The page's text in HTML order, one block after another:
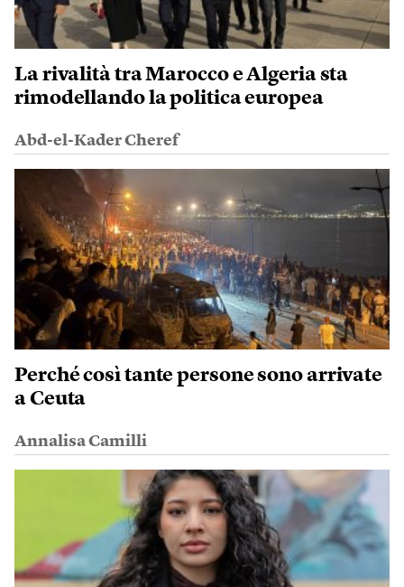
La rivalità tra Marocco e Algeria sta
rimodellando la politica europea
Abd-el-Kader Cheref
Perché così tante persone sono arrivate
a Ceuta
Annalisa Camilli